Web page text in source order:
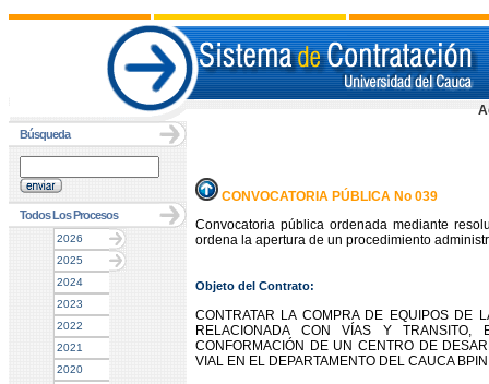
Búsqueda
Todos Los Procesos
2026
2025
2024
2023
2022
2021
2020
CONVOCATORIA PÚBLICA No 039
Convocatoria pública ordenada mediante
ordena la apertura de un procedimiento
Objeto del Contrato:
CONTRATAR LA COMPRA DE EQUIPOS DE
RELACIONADA CON VÍAS Y
CONFORMACIÓN DE UN CENTRO DE
VIAL EN EL DEPARTAMENTO DEL CAUCA